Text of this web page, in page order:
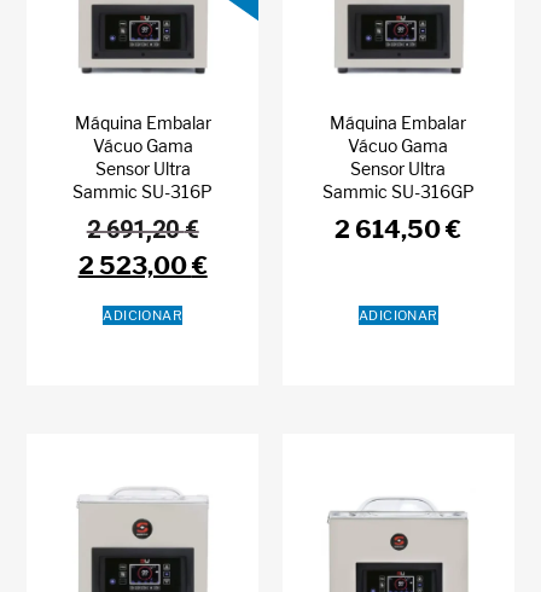
Máquina Embalar
Vácuo Gama
Sensor Ultra
Sammic SU-316P
2 691,20€
2 523,00€
ADICIONAR
Máquina Embalar
Vácuo Gama
Sensor Ultra
Sammic SU-316GP
2 614,50€
ADICIONAR